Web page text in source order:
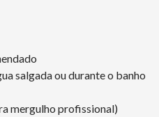
salgada ou durante o banho
mergulho profissional)